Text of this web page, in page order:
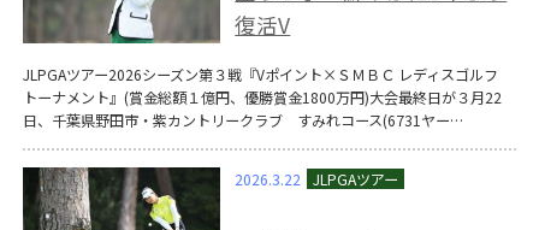
復活V
JLPGAツアー2026シーズン第３戦『Vポイント×ＳＭＢＣ レディスゴルフ
トーナメント』(賞金総額１億円、優勝賞金1800万円)大会最終日が３月22
日、千葉県野田市・紫カントリークラブ すみれコース(6731ヤー…
2026.3.22